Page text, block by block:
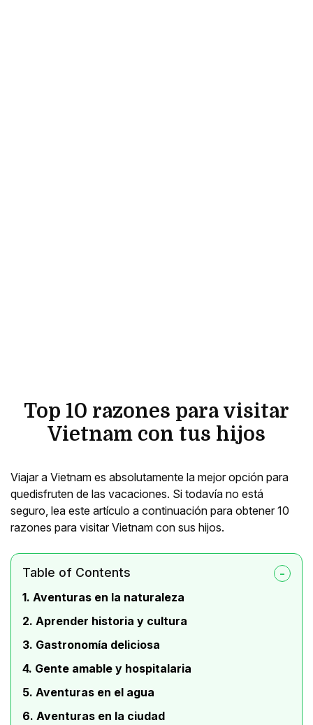
Top 10 razones para visitar
Vietnam con tus hijos
Viajar a Vietnam es absolutamente la mejor opción para
quedisfruten de las vacaciones. Si todavía no está
seguro, lea este artículo a continuación para obtener 10
razones para visitar Vietnam con sus hijos.
Table of Contents
1. Aventuras en la naturaleza
2. Aprender historia y cultura
3. Gastronomía deliciosa
4. Gente amable y hospitalaria
5. Aventuras en el agua
6. Aventuras en la ciudad